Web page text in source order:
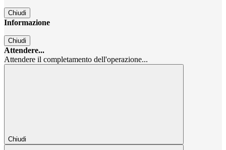
Chiudi
Informazione
Chiudi
Attendere...
Attendere il completamento dell'operazione...
Chiudi